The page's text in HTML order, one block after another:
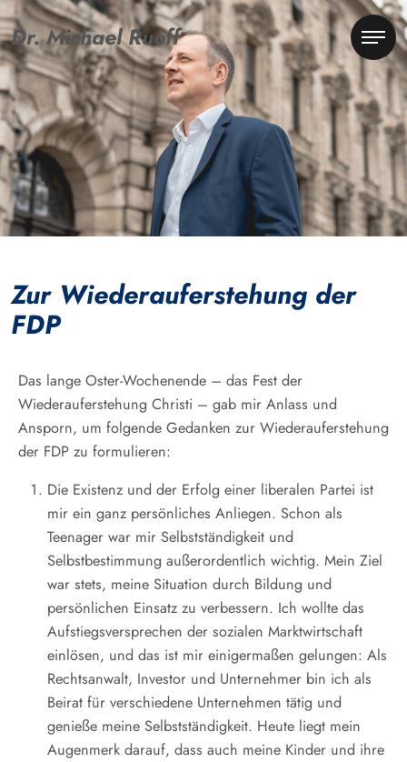
Dr. Michael Ruoff
Zur Wiederauferstehung der
FDP
Das lange Oster-Wochenende – das Fest der
Wiederauferstehung Christi – gab mir Anlass und
Ansporn, um folgende Gedanken zur Wiederauferstehung
der FDP zu formulieren:
Die Existenz und der Erfolg einer liberalen Partei ist
mir ein ganz persönliches Anliegen. Schon als
Teenager war mir Selbstständigkeit und
Selbstbestimmung außerordentlich wichtig. Mein Ziel
war stets, meine Situation durch Bildung und
persönlichen Einsatz zu verbessern. Ich wollte das
Aufstiegsversprechen der sozialen Marktwirtschaft
einlösen, und das ist mir einigermaßen gelungen: Als
Rechtsanwalt, Investor und Unternehmer bin ich als
Beirat für verschiedene Unternehmen tätig und
genieße meine Selbstständigkeit. Heute liegt mein
Augenmerk darauf, dass auch meine Kinder und ihre